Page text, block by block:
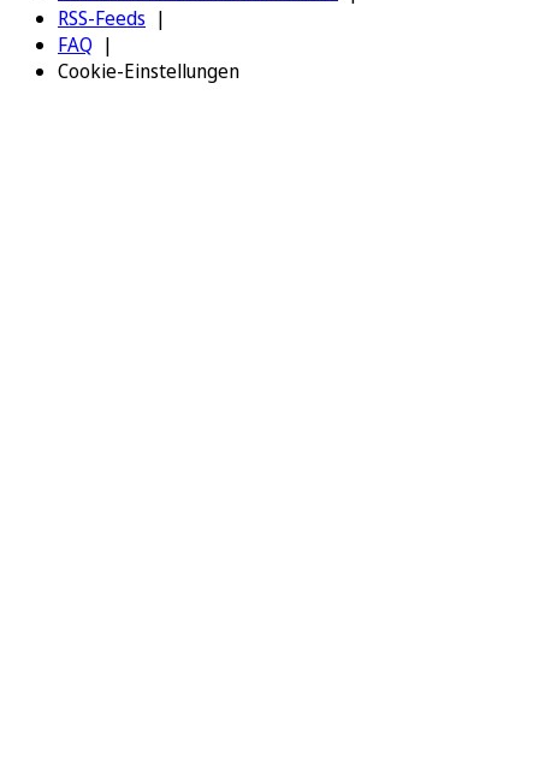
RSS-Feeds
FAQ
Cookie-Einstellungen